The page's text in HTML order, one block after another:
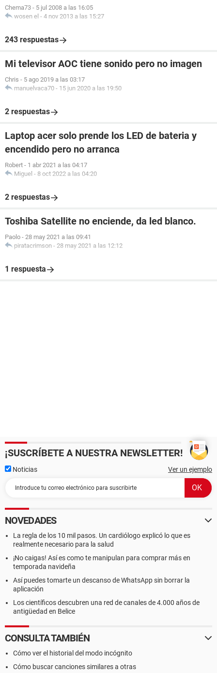
Chema73 - 5 jul 2008 a las 16:05
wosen el - 4 nov 2013 a las 15:27
243 respuestas
Mi televisor AOC tiene sonido pero no imagen
Chris - 5 ago 2019 a las 03:17
manuelvaca70 - 15 jun 2020 a las 19:50
2 respuestas
Laptop acer solo prende los LED de bateria y
encendido pero no arranca
Robert - 1 abr 2021 a las 04:17
Miguel - 8 oct 2022 a las 04:20
2 respuestas
Toshiba Satellite no enciende, da led blanco.
Paolo - 28 may 2021 a las 09:41
piratacrimson - 28 may 2021 a las 12:12
1 respuesta
¡SUSCRÍBETE A NUESTRA NEWSLETTER!
Noticias Ver un ejemplo
NOVEDADES
La regla de los 10 mil pasos. Un cardiólogo explicó lo que es
realmente necesario para la salud
¡No caigas! Así es como te manipulan para comprar más en
temporada navideña
Así puedes tomarte un descanso de WhatsApp sin borrar la
aplicación
Los científicos descubren una red de canales de 4.000 años de
antigüedad en Belice
CONSULTA TAMBIÉN
Cómo ver el historial del modo incógnito
Cómo buscar canciones similares a otras